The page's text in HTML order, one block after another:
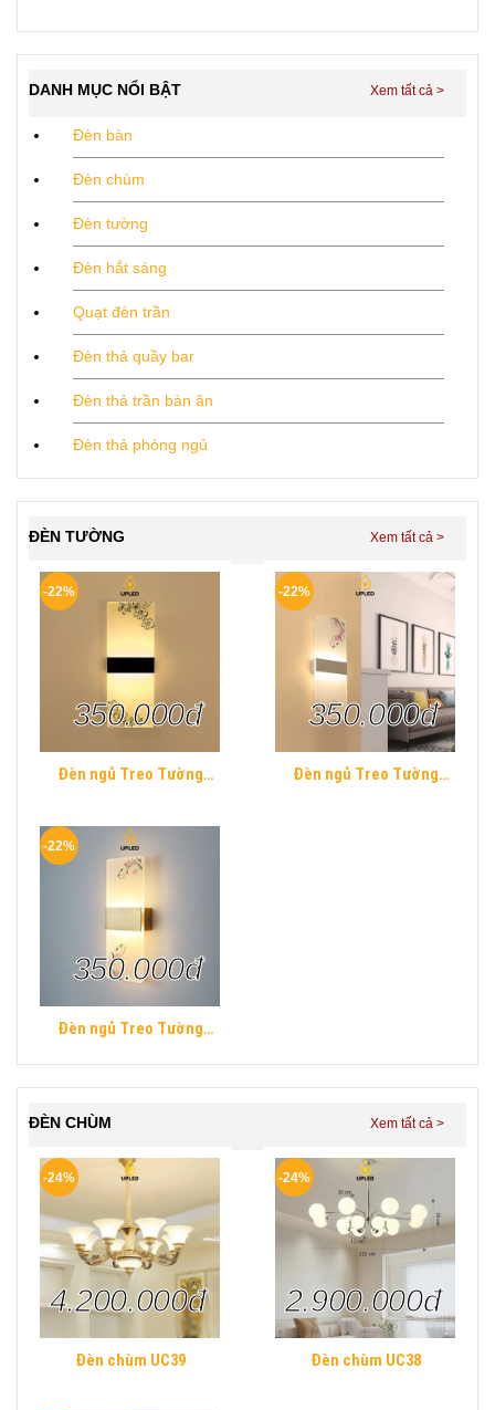
DANH MỤC NỔI BẬT
Đèn bàn
Đèn chùm
Đèn tường
Đèn hắt sáng
Quạt đèn trần
Đèn thả quầy bar
Đèn thả trần bàn ăn
Đèn thả phòng ngủ
ĐÈN TƯỜNG
Đèn ngủ Treo Tường
ngủ hình khối chữ nhật
Hiện Đại
350.000đ
-22%
Đèn ngủ Treo Tường
350.000đ
-22%
Đèn ngủ Treo Tường
350.000đ
-22%
ĐÈN CHÙM
Đèn chùm UC39
4.200.000đ
-24%
Đèn chùm UC38
2.900.000đ
-24%